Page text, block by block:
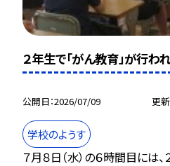
２年生で「がん教育」が行わ
公開日 2026/07/09 更
学校のようす
７月８日（水）の６時間目には